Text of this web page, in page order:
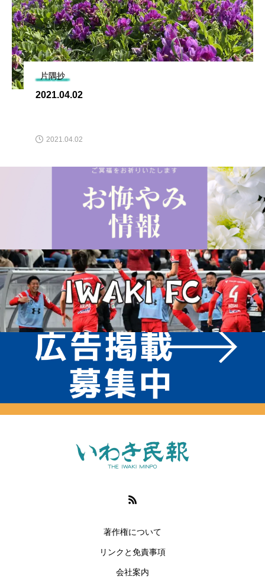
片隅抄
2021.04.02
2021.04.02
著作権について
リンクと免責事項
会社案内